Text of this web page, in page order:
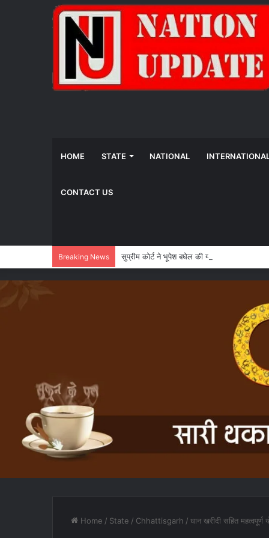
HOME STATE NATIONAL
CONTACT US
Breaking News सुप्रीम कोर्ट ने भूपेश बघेल की याचिका खारिज की,
Home / State / Chhattisgarh / धान खरीदी सहित महत्वपूर्ण